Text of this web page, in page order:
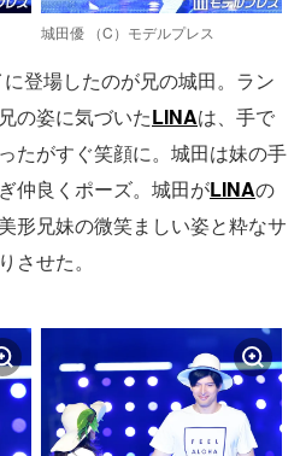
城田優 （C）モデルプレス
登場したのが兄の城田。ラン
の姿に気づいたLINAは、手で
たがすぐ笑顔に。城田は妹の手
仲良くポーズ。城田がLINAの
形兄妹の微笑ましい姿と粋なサ
させた。